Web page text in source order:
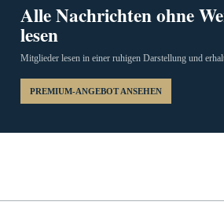
Alle Nachrichten ohne
lesen
Mitglieder lesen in einer ruhigen Darstellung und
PREMIUM-ANGEBOT ANSEHEN